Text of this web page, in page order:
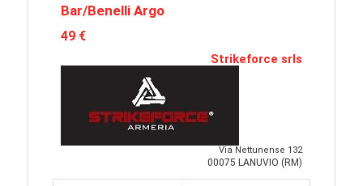
Bar/Benelli Argo
49 €
Strikeforce srls
Via Nettunense 132
00075 LANUVIO (RM)